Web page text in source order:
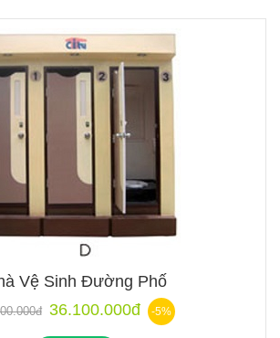
Vệ Sinh Đường Phố
36.100.000đ -5%